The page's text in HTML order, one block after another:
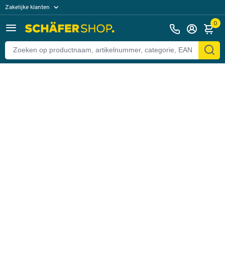
Zakelijke klanten
Particuliere klanten 0
Terug